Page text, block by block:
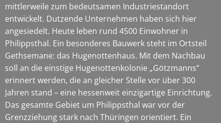
mittlerweile zum bedeutsamen Industriestandort
entwickelt. Dutzende Unternehmen haben sich hier
angesiedelt. Heute leben rund 4500 Einwohner in
Philippsthal. Ein besonderes Bauwerk steht im Ortsteil
Gethsemane: das Hugenottenhaus. Mit dem Nachbau
soll an die einstige Hugenottenkolonie „Götzmanns“
erinnert werden, die an gleicher Stelle vor über 300
Jahren stand – eine hessenweit einzigartige Einrichtung.
Das gesamte Gebiet um Philippsthal war vor der
Grenzziehung stark nach Thüringen orientiert. Ein